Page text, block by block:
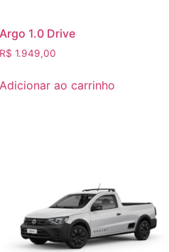
Argo 1.0 Drive
R$ 1.949,00
Adicionar ao carrinho